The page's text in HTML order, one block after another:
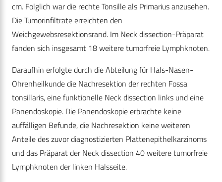
cm. Folglich war die rechte Tonsille als Primarius anzusehen.
Die Tumorinfiltrate erreichten den
Weichgewebsresektionsrand. Im Neck dissection-Präparat
fanden sich insgesamt 18 weitere tumorfreie Lymphknoten.
Daraufhin erfolgte durch die Abteilung für Hals-Nasen-
Ohrenheilkunde die Nachresektion der rechten Fossa
tonsillaris, eine funktionelle Neck dissection links und eine
Panendoskopie. Die Panendoskopie erbrachte keine
auffälligen Befunde, die Nachresektion keine weiteren
Anteile des zuvor diagnostizierten Plattenepithelkarzinoms
und das Präparat der Neck dissection 40 weitere tumorfreie
Lymphknoten der linken Halsseite.